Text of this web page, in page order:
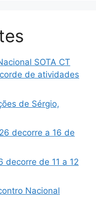
SOTA CT
de atividades
de Sérgio,
decorre a 16 de
decorre de 11 a 12
Nacional